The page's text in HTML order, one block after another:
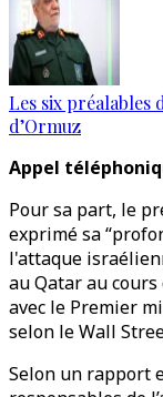
Les six préalables
d’Ormuz
Appel
Pour sa part, le
exprimé sa
l'attaque
au Qatar au
avec le Premier
selon le Wall
Selon un rapport